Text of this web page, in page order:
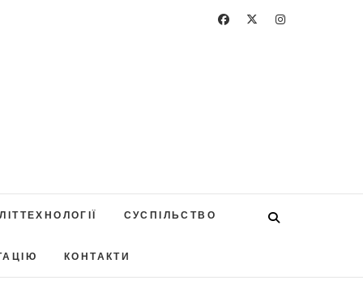
СУСПІЛЬСТВО
КОНТАКТИ